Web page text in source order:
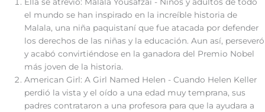
Ella se atrevió: Malala Yousafzai - Niños y adultos de todo
el mundo se han inspirado en la increíble historia de
Malala, una niña paquistaní que fue atacada por defender
los derechos de las niñas y la educación. Aun así, perseveró
y acabó convirtiéndose en la ganadora del Premio Nobel
más joven de la historia.
American Girl: A Girl Named Helen - Cuando Helen Keller
perdió la vista y el oído a una edad muy temprana, sus
padres contrataron a una profesora para que la ayudara a